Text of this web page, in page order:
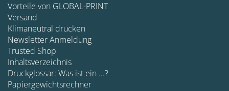
Vorteile von GLOBAL-PRINT
Versand
Klimaneutral drucken
Newsletter Anmeldung
Trusted Shop
Inhaltsverzeichnis
Druckglossar: Was ist ein ...?
Papiergewichtsrechner